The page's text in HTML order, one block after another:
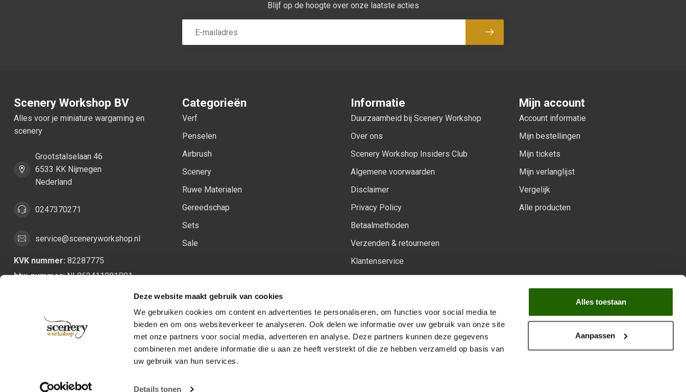
Deze website maakt gebruik van cookies
We gebruiken cookies om content en advertenties te personaliseren, om functies voor social media te
bieden en om ons websiteverkeer te analyseren. Ook delen we informatie over uw gebruik van onze site
met onze partners voor social media, adverteren en analyse. Deze partners kunnen deze gegevens
combineren met andere informatie die u aan ze heeft verstrekt of die ze hebben verzameld op basis van
uw gebruik van hun services.
Details tonen
Alles toestaan
Aanpassen
Blijf op de hoogte over onze laatste acties
Abonneer
Scenery Workshop BV
Alles voor je miniature wargaming en
scenery
Grootstalselaan 46
6533 KK Nijmegen
Nederland
0247370271
service@sceneryworkshop.nl
KVK nummer: 82287775
btw-nummer:NL862411981B01
Categorieën
Verf
Penselen
Airbrush
Scenery
Ruwe Materialen
Gereedschap
Sets
Sale
Informatie
Duurzaamheid bij Scenery Workshop
Over ons
Scenery Workshop Insiders Club
Algemene voorwaarden
Disclaimer
Privacy Policy
Betaalmethoden
Verzenden & retourneren
Klantenservice
Mijn account
Account informatie
Mijn bestellingen
Mijn tickets
Mijn verlanglijst
Vergelijk
Alle producten
Volg ons op:
Facebook
YoutubeInstagram